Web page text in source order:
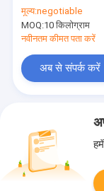
ग्लूटेन मुक्त/डेयरी मुक्त
मूल्य:negotiable
MOQ:10 किलोग्राम
नवीनतम कीमत पता करें
अब से संपर्क करें